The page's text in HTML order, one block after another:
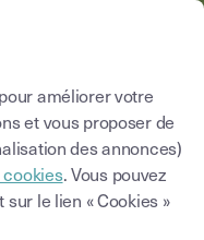
Saisissez un terme
améliorer votre
et vous proposer de
des annonces)
. Vous pouvez
le lien « Cookies »